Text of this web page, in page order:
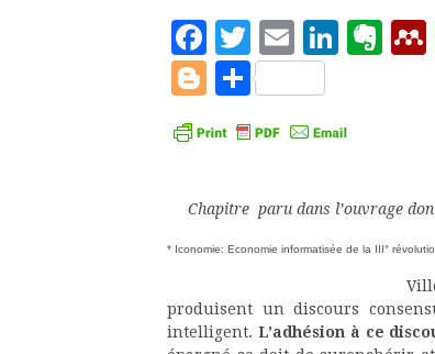
Facebook
Twitter
Email
Blogger
Partager
Chapitre paru dans l’ouvrage
* Iconomie: Economie informatisée de la III°
produisent un discours
intelligent. L’adhésion à ce